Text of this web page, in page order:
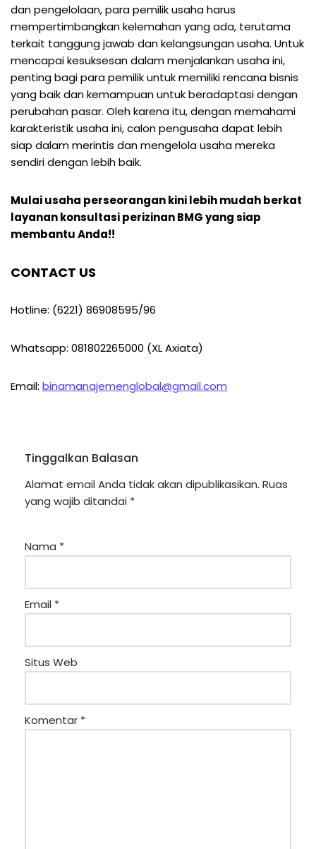
dan pengelolaan, para pemilik usaha harus
mempertimbangkan kelemahan yang ada, terutama
terkait tanggung jawab dan kelangsungan usaha. Untuk
mencapai kesuksesan dalam menjalankan usaha ini,
penting bagi para pemilik untuk memiliki rencana bisnis
yang baik dan kemampuan untuk beradaptasi dengan
perubahan pasar. Oleh karena itu, dengan memahami
karakteristik usaha ini, calon pengusaha dapat lebih
siap dalam merintis dan mengelola usaha mereka
sendiri dengan lebih baik.
Mulai usaha perseorangan kini lebih mudah berkat
layanan konsultasi perizinan BMG yang siap
membantu Anda!!
CONTACT US
Hotline: (6221) 86908595/96
Whatsapp: 081802265000 (XL Axiata)
Email: binamanajemenglobal@gmail.com
Tinggalkan Balasan
Alamat email Anda tidak akan dipublikasikan. Ruas
yang wajib ditandai *
Nama *
Email *
Situs Web
Komentar *